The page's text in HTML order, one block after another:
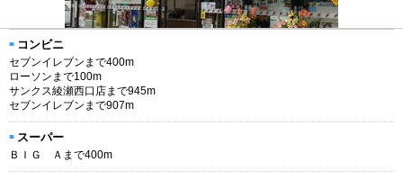
コンビニ
セブンイレブンまで400m
ローソンまで100m
サンクス綾瀬西口店まで945m
セブンイレブンまで907m
スーパー
ＢＩＧ Ａまで400m